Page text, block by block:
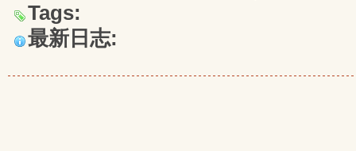
Tags:
最新日志: